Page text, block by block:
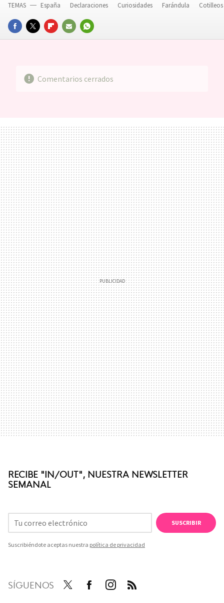
FACEBOOKTWITTERFLIPBOARD
E-
WHATSAPP
TEMAS España Declaraciones Curiosidades Farándula Cotilleos
Comentarios cerrados
RECIBE "IN/OUT", NUESTRA NEWSLETTER
SEMANAL
SUSCRIBIR
Suscribiéndote aceptas nuestra política de privacidad
SÍGUENOS